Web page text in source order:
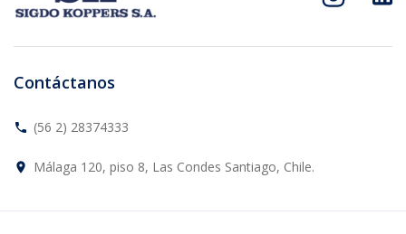
Contáctanos
phone (56 2) 28374333
place Málaga 120, piso 8, Las Condes Santiago, Chile.